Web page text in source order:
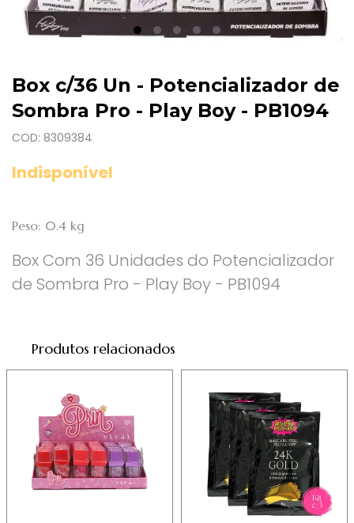
Box c/36 Un - Potencializador de
Sombra Pro - Play Boy - PB1094
COD: 8309384
Indisponível
Peso: 0.4 kg
Box Com 36 Unidades do Potencializador
de Sombra Pro - Play Boy - PB1094
Produtos relacionados